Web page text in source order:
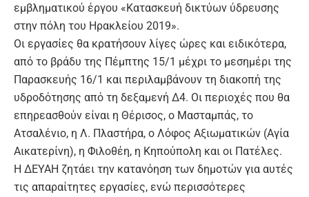
εμβληματικού έργου «Κατασκευή δικτύων ύδρευσης
στην πόλη του Ηρακλείου 2019».
Οι εργασίες θα κρατήσουν λίγες ώρες και ειδικότερα,
από το βράδυ της Πέμπτης 15/1 μέχρι το μεσημέρι της
Παρασκευής 16/1 και περιλαμβάνουν τη διακοπή της
υδροδότησης από τη δεξαμενή Δ4. Οι περιοχές που θα
επηρεασθούν είναι η Θέρισος, ο Μασταμπάς, το
Ατσαλένιο, η Λ. Πλαστήρα, ο Λόφος Αξιωματικών (Αγία
Αικατερίνη), η Φιλοθέη, η Κηπούπολη και οι Πατέλες.
Η ΔΕΥΑΗ ζητάει την κατανόηση των δημοτών για αυτές
τις απαραίτητες εργασίες, ενώ περισσότερες